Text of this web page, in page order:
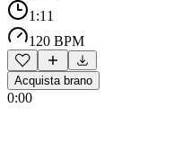
1:11
120 BPM
Acquista brano
0:00